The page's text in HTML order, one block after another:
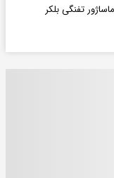
تفنگی بلکر